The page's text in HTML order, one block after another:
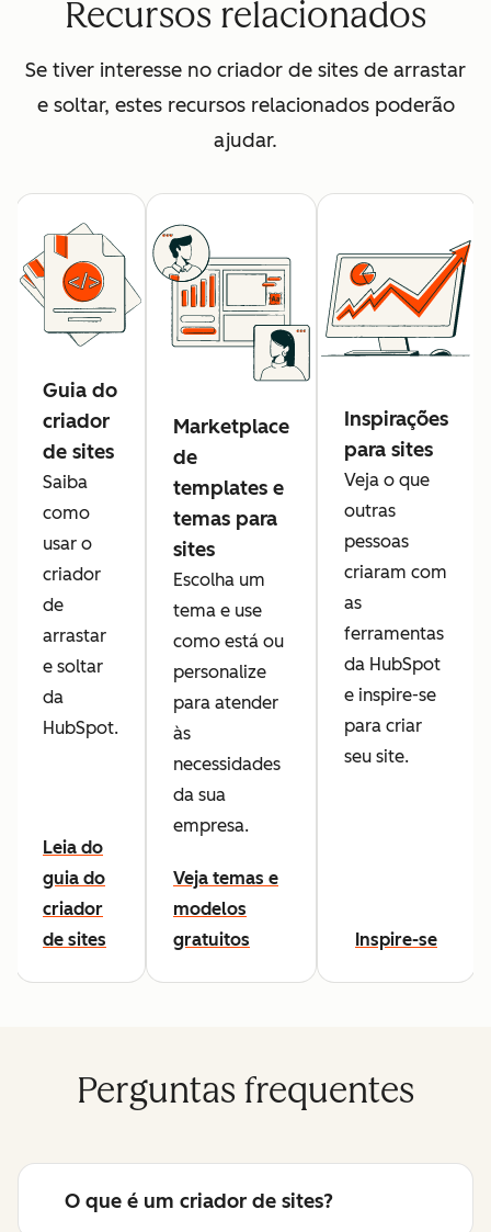
Recursos relacionados
Se tiver interesse no criador de sites de arrastar
e soltar, estes recursos relacionados poderão
ajudar.
Guia do
criador
de sites
Saiba
como
usar o
criador
de
arrastar
e soltar
da
HubSpot.
Leia do
guia do
criador
de sites
Marketplace
de
templates e
temas para
sites
Escolha um
tema e use
como está ou
personalize
para atender
às
necessidades
da sua
empresa.
Veja temas e
modelos
gratuitos
Inspirações
para sites
Veja o que
outras
pessoas
criaram com
as
ferramentas
da HubSpot
e inspire-se
para criar
seu site.
Inspire-se
Perguntas frequentes
O que é um criador de sites?